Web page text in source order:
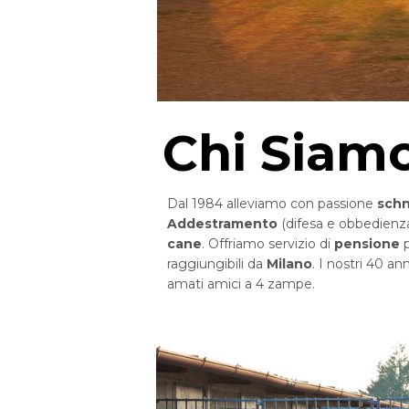
Chi
Dal 1984 alleviamo con passione
Addestramento (difesa e
cane. Offriamo servizio di pensione
raggiungibili da Milano. I nostri 40
amati amici a 4 zampe.